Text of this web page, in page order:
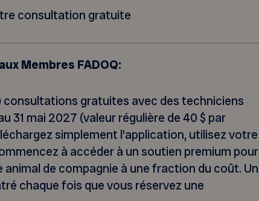
consultation gratuite
Membres FADOQ:
consultations gratuites avec des techniciens
31 mai 2027 (valeur régulière de 40 $ par
simplement l’application, utilisez votre
à accéder à un soutien premium pour
animal de compagnie à une fraction du coût. Un
chaque fois que vous réservez une